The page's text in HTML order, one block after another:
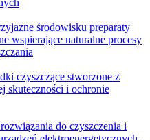
środowisku preparaty
wspierające naturalne procesy
czyszczące stworzone z
skuteczności i ochronie
do czyszczenia i